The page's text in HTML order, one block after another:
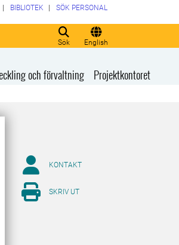
Sök English
BIBLIOTEK SÖK PERSONAL
och förvaltning Projektkontoret
KONTAKT
SKRIV UT